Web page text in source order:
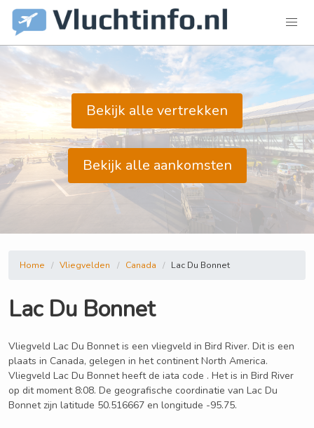
Bekijk alle vertrekken
Bekijk alle aankomsten
Home Vliegvelden Canada Lac Du Bonnet
Lac Du Bonnet
Vliegveld Lac Du Bonnet is een vliegveld in Bird River. Dit is een
plaats in Canada, gelegen in het continent North America.
Vliegveld Lac Du Bonnet heeft de iata code . Het is in Bird River
op dit moment 8:08. De geografische coordinatie van Lac Du
Bonnet zijn latitude 50.516667 en longitude -95.75.